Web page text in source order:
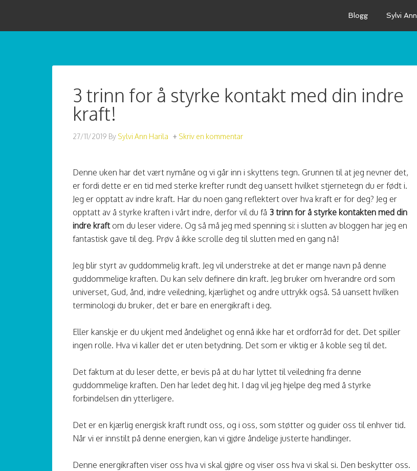
Blogg Sylvi Ann
3 trinn for å styrke kontakt med din indre
kraft!
27/11/2019 By Sylvi Ann Harila Skriv en kommentar
Denne uken har det vært nymåne og vi går inn i skyttens tegn. Grunnen til at jeg nevner det,
er fordi dette er en tid med sterke krefter rundt deg uansett hvilket stjernetegn du er født i.
Jeg er opptatt av indre kraft. Har du noen gang reflektert over hva kraft er for deg? Jeg er
opptatt av å styrke kraften i vårt indre, derfor vil du få 3 trinn for å styrke kontakten med din
indre kraftom du leser videre. Og så må jeg med spenning si: i slutten av bloggen har jeg en
fantastisk gave til deg. Prøv å ikke scrolle deg til slutten med en gang nå!
Jeg blir styrt av guddommelig kraft. Jeg vil understreke at det er mange navn på denne
guddommelige kraften. Du kan selv definere din kraft. Jeg bruker om hverandre ord som
universet, Gud, ånd, indre veiledning, kjærlighet og andre uttrykk også. Så uansett hvilken
terminologi du bruker, det er bare en energikraft i deg.
Eller kanskje er du ukjent med åndelighet og ennå ikke har et ordforråd for det. Det spiller
ingen rolle. Hva vi kaller det er uten betydning. Det som er viktig er å koble seg til det.
Det faktum at du leser dette, er bevis på at du har lyttet til veiledning fra denne
guddommelige kraften. Den har ledet deg hit. I dag vil jeg hjelpe deg med å styrke
forbindelsen din ytterligere.
Det er en kjærlig energisk kraft rundt oss, og i oss, som støtter og guider oss til enhver tid.
Når vi er innstilt på denne energien, kan vi gjøre åndelige justerte handlinger.
Denne energikraften viser oss hva vi skal gjøre og viser oss hva vi skal si. Den beskytter oss.